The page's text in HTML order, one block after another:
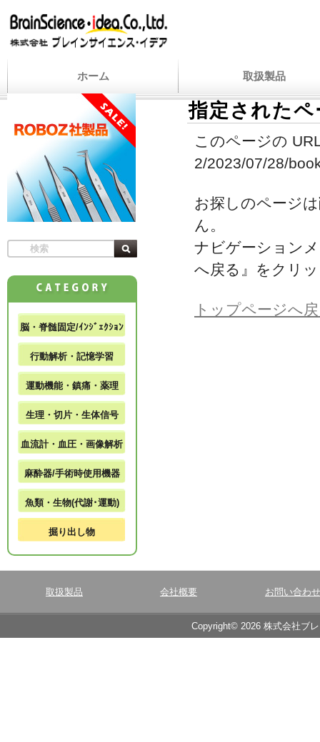
ホーム 取扱製品
指定された
このページの
2/2023/07/28/
お探しのページ
ん。
ナビゲーション
へ戻る』をクリ
トップページへ
脳・脊髄固定/ｲﾝｼﾞｪｸｼｮﾝ
行動解析・記憶学習
運動機能・鎮痛・薬理
生理・切片・生体信号
血流計・血圧・画像解析
麻酔器/手術時使用機器
魚類・生物(代謝･運動)
掘り出し物
取扱製品 会社概要 お問い合わせ
Copyright© 2026 株式会社ブ